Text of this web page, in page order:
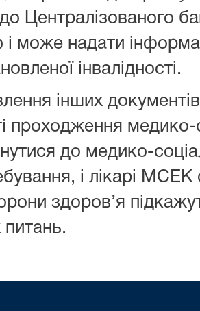
Централізованого
і може надати
інвалідності.
інших
проходження медико-
до медико-
і лікарі МСЕК
здоров’я